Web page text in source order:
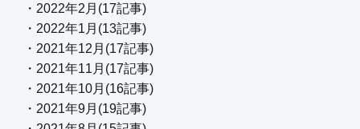
・2022年2月(17記事)
・2022年1月(13記事)
・2021年12月(17記事)
・2021年11月(17記事)
・2021年10月(16記事)
・2021年9月(19記事)